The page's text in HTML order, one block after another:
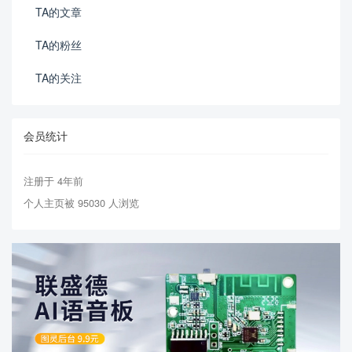
TA的文章
TA的粉丝
TA的关注
会员统计
注册于 4年前
个人主页被 95030 人浏览